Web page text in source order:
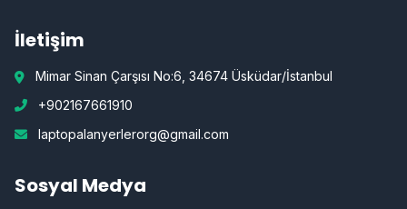
İletişim
Mimar Sinan Çarşısı No:6, 34674 Üsküdar/İstanbul
+902167661910
laptopalanyerlerorg@gmail.com
Sosyal Medya